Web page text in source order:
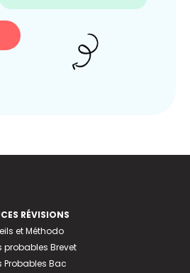
RÉVISIONS
et Méthodo
probables Brevet
Probables Bac